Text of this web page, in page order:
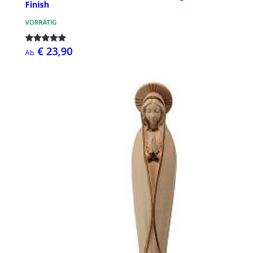
Finish
VORRÄTIG
Ab € 23,90